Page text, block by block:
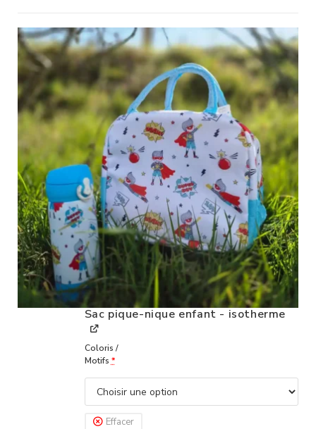
Sac pique-nique enfant - isotherme
Coloris /
Motifs*
Effacer